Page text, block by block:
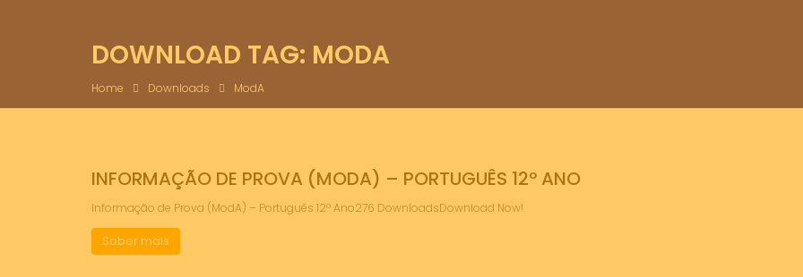
DOWNLOAD TAG: MODA
Home Downloads ModA
INFORMAÇÃO DE PROVA (MODA) – PORTUGUÊS 12º ANO
Informação de Prova (ModA) – Português 12º Ano276 DownloadsDownload Now!
Saber mais